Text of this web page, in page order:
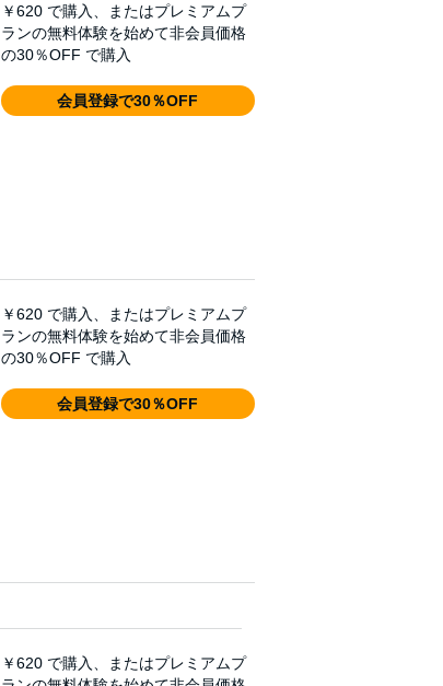
￥620 で購入、またはプレミアムプ
ランの無料体験を始めて非会員価格
の30％OFF で購入
会員登録で30％OFF
￥620 で購入、またはプレミアムプ
ランの無料体験を始めて非会員価格
の30％OFF で購入
会員登録で30％OFF
￥620 で購入、またはプレミアムプ